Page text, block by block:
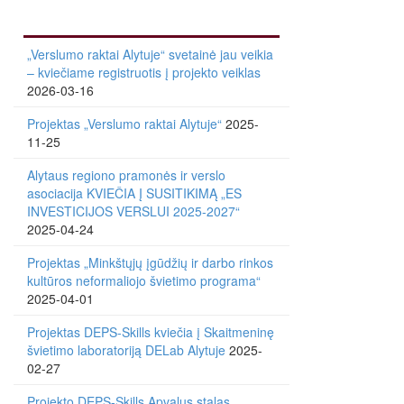
„Verslumo raktai Alytuje“ svetainė jau veikia
– kviečiame registruotis į projekto veiklas
2026-03-16
Projektas „Verslumo raktai Alytuje“ 2025-
11-25
Alytaus regiono pramonės ir verslo
asociacija KVIEČIA Į SUSITIKIMĄ „ES
INVESTICIJOS VERSLUI 2025-2027“
2025-04-24
Projektas „Minkštųjų įgūdžių ir darbo rinkos
kultūros neformaliojo švietimo programa“
2025-04-01
Projektas DEPS-Skills kviečia į Skaitmeninę
švietimo laboratoriją DELab Alytuje 2025-
02-27